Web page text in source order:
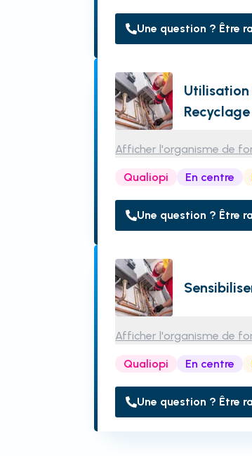
Une question ? Être
Utilisation
Recyclage
Afficher l'organisme de
Qualiopi En centre
Une question ? Être
Afficher l'organisme de
Qualiopi En centre
Une question ? Être